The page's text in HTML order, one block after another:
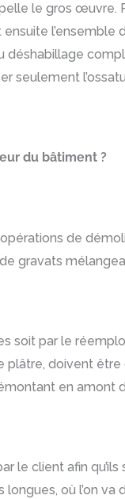
le gros œuvre.
l’ensemble
déshabillage
seulement
du bâtiment ?
de
gravats
par le réemploi
plâtre, doivent être
en amont
le client afin
où l’on